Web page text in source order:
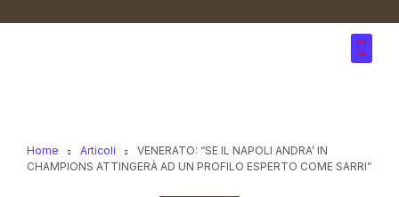
Home Articoli
VENERATO: “SE IL NAPOLI ANDRA’ IN
CHAMPIONS ATTINGERÀ AD UN PROFILO ESPERTO COME SARRI”